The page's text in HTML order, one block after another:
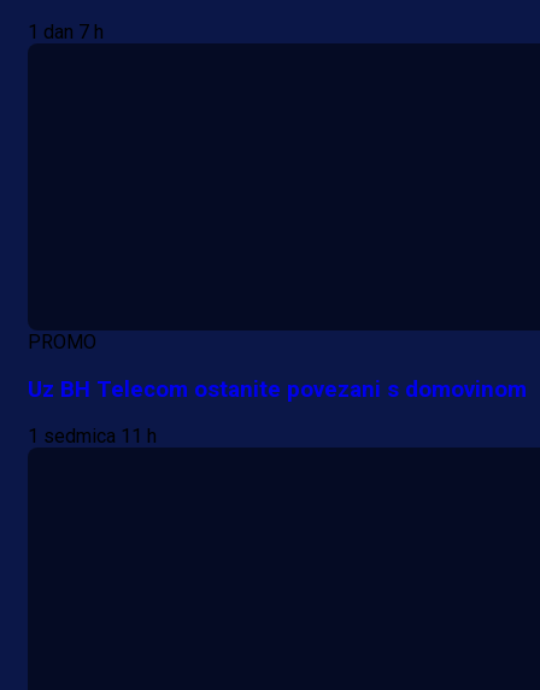
1 dan 7 h
PROMO
Uz BH Telecom ostanite povezani s domovinom
1 sedmica 11 h